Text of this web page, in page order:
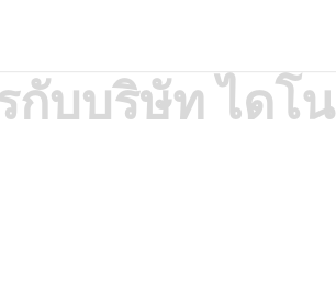
กับบริษัท ไดโน